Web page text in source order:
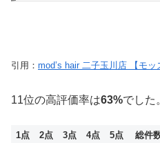
引用： mod’s hair 二子玉川店 【モッ
11位の高評価率は63%でした
1点 2点 3点 4点 5点 総件